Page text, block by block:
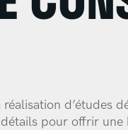
d’études
pour offrir